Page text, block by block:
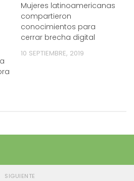
Mujeres latinoamericanas
compartieron
conocimientos para
cerrar brecha digital
10 SEPTIEMBRE, 2019
SIGUIENTE